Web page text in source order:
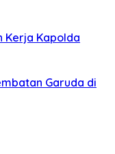
Kerja Kapolda
Garuda di